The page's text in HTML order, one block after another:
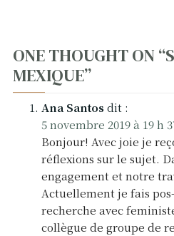
N
a
ONE THOUGHT ON “
MEXIQUE”
Ana Santosdit :
5 novembre 2019 à 19 h
Bonjour! Avec joie je
réflexions sur le sujet.
engagement et notre
Actuellement je fais
recherche avec
collègue de groupe de